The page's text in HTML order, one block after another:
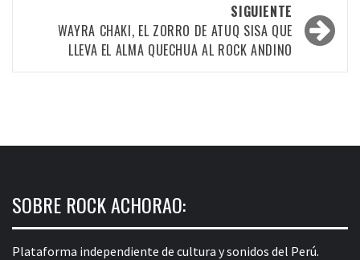
SIGUIENTE
WAYRA CHAKI, EL ZORRO DE ATUQ SISA QUE
LLEVA EL ALMA QUECHUA AL ROCK ANDINO
SOBRE ROCK ACHORAO:
Plataforma independiente de cultura y sonidos del Perú.